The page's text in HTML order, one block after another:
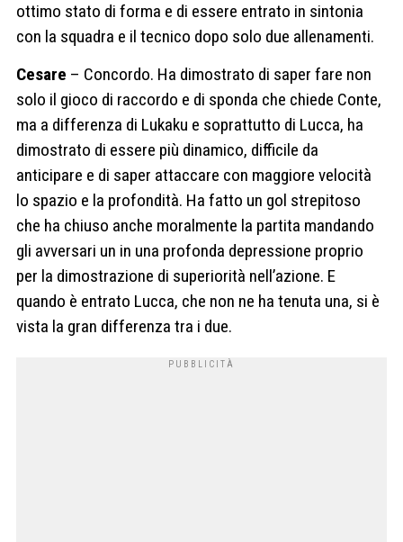
ottimo stato di forma e di essere entrato in sintonia
con la squadra e il tecnico dopo solo due allenamenti.
Cesare – Concordo. Ha dimostrato di saper fare non
solo il gioco di raccordo e di sponda che chiede Conte,
ma a differenza di Lukaku e soprattutto di Lucca, ha
dimostrato di essere più dinamico, difficile da
anticipare e di saper attaccare con maggiore velocità
lo spazio e la profondità. Ha fatto un gol strepitoso
che ha chiuso anche moralmente la partita mandando
gli avversari un in una profonda depressione proprio
per la dimostrazione di superiorità nell’azione. E
quando è entrato Lucca, che non ne ha tenuta una, si è
vista la gran differenza tra i due.